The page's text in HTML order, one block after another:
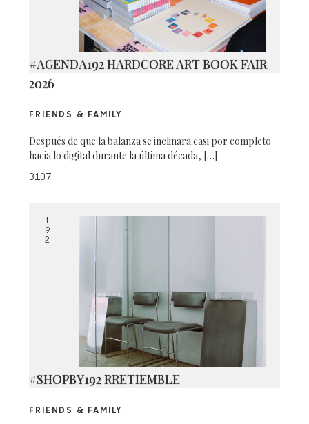
#AGENDA192 HARDCORE ART BOOK FAIR
2026
FRIENDS & FAMILY
Después de que la balanza se inclinara casi por completo
hacia lo digital durante la última década, […]
3107
1
9
2
#SHOPBY192 RRETIEMBLE
FRIENDS & FAMILY